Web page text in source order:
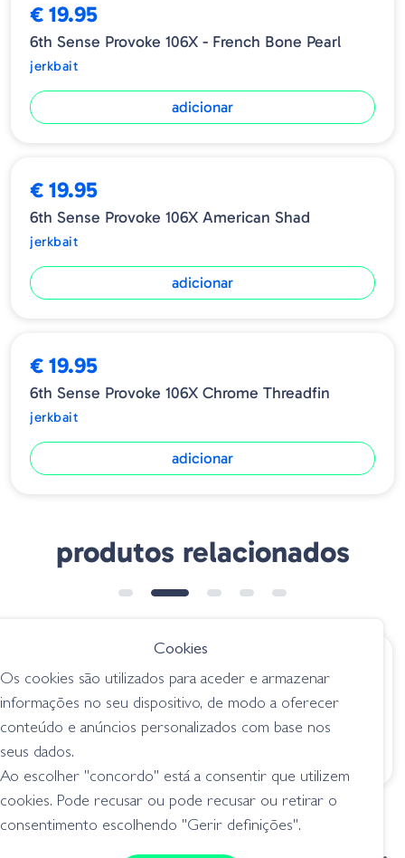
€ 19.95
6th Sense Provoke 106X - French Bone Pearl
jerkbait
adicionar
€ 19.95
6th Sense Provoke 106X American Shad
jerkbait
adicionar
€ 19.95
6th Sense Provoke 106X Chrome Threadfin
jerkbait
adicionar
produtos relacionados
€ 8.95
Amostra J09 Hot
Tiger
Amostra F11 PD
Purpledescendent
condições de venda livro de reclamações
Cookies
Os cookies são utilizados para aceder e armazenar
informações no seu dispositivo, de modo a oferecer
conteúdo e anúncios personalizados com base nos
seus dados.
Ao escolher "concordo" está a consentir que utilizem
cookies. Pode recusar ou pode recusar ou retirar o
consentimento escolhendo "Gerir definições".